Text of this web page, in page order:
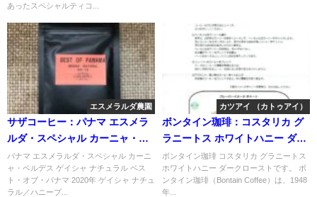
あったスペシャルティコ...
エスメラルダ農園
サザコーヒー：パナマ エスメラ
ルダ・スペシャル カーニャ・ベ
ルデス ゲイシャ ナチュラル ベス
ト・オブ・パナマ 2020年 ゲイシ
ャ ナチュラル／ハニープロセス
パナマ エスメラルダ・スペシャル カーニ
ャ・ベルデス ゲイシャ ナチュラル ベス
ト・オブ・パナマ 2020年 ゲイシャ ナチュ
ラル／ハニープ...
カツアイ （カトゥアイ）
ボンタイン珈琲：コスタリカ グ
ラニートス ホワイトハニー ダー
クロースト
ボンタイン珈琲 コスタリカ グラニートス
ホワイトハニー ダークローストです。 ボ
ンタイン珈琲（Bontain Coffee）は、1948
年...